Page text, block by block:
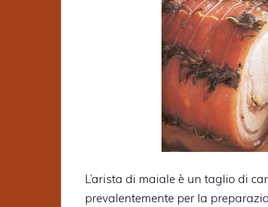
L’arista di maiale è un taglio di
prevalentemente per la